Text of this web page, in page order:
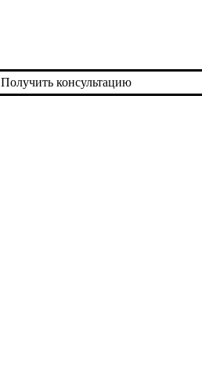
Получить консультацию